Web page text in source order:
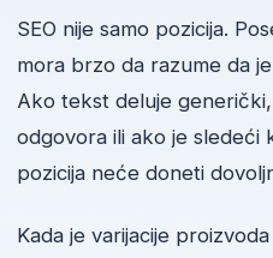
SEO nije samo pozicija.
mora brzo da razume da
Ako tekst deluje
odgovora ili ako je sledeći
pozicija neće doneti
Kada je varijacije